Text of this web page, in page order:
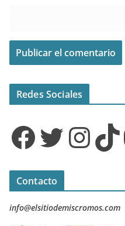
Redes Sociales
Facebook Twitter InstagramTikTok
Contacto
info@elsitiodemiscromos.com